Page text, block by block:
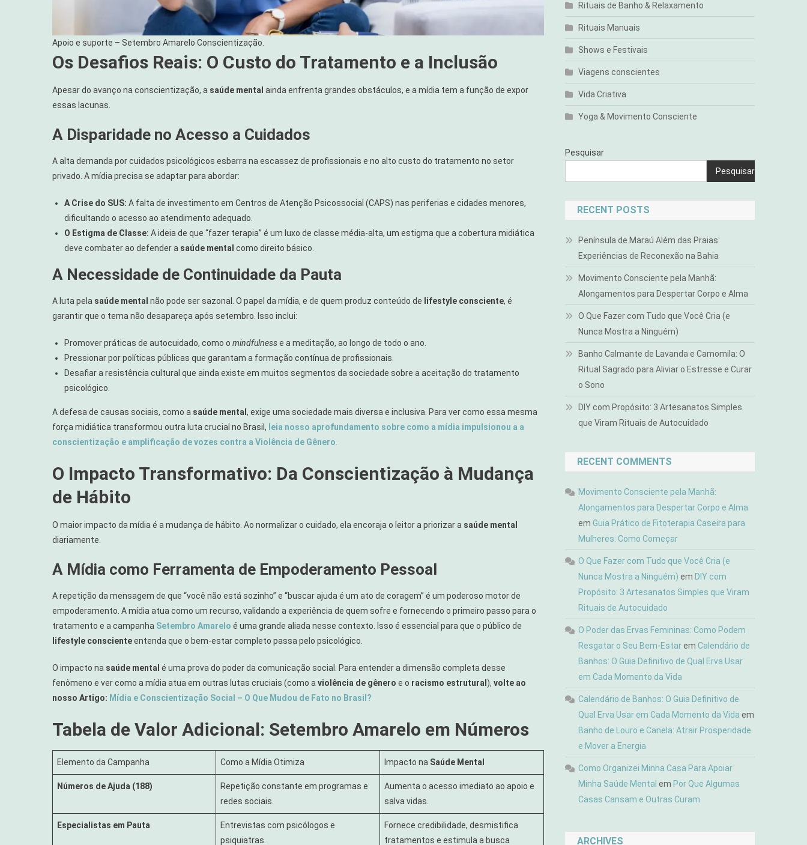
Apoio e suporte – Setembro Amarelo Conscientização.
Os Desafios Reais: O Custo do Tratamento e a Inclusão
Apesar do avanço na conscientização, a saúde mental ainda enfrenta grandes obstáculos, e a mídia tem a função de expor
essas lacunas.
A Disparidade no Acesso a Cuidados
A alta demanda por cuidados psicológicos esbarra na escassez de profissionais e no alto custo do tratamento no setor
privado. A mídia precisa se adaptar para abordar:
A Crise do SUS: A falta de investimento em Centros de Atenção Psicossocial (CAPS) nas periferias e cidades menores,
dificultando o acesso ao atendimento adequado.
O Estigma de Classe: A ideia de que “fazer terapia” é um luxo de classe média-alta, um estigma que a cobertura midiática
deve combater ao defender a saúde mental como direito básico.
A Necessidade de Continuidade da Pauta
A luta pela saúde mental não pode ser sazonal. O papel da mídia, e de quem produz conteúdo de lifestyle consciente, é
garantir que o tema não desapareça após setembro. Isso inclui:
Promover práticas de autocuidado, como o mindfulnesse a meditação, ao longo de todo o ano.
Pressionar por políticas públicas que garantam a formação contínua de profissionais.
Desafiar a resistência cultural que ainda existe em muitos segmentos da sociedade sobre a aceitação do tratamento
psicológico.
A defesa de causas sociais, como a saúde mental , exige uma sociedade mais diversa e inclusiva. Para ver como essa mesma
força midiática transformou outra luta crucial no Brasil, leia nosso aprofundamento sobre como a mídia impulsionou a a
conscientização e amplificação de vozes contra a Violência de Gênero.
O Impacto Transformativo: Da Conscientização à Mudança
de Hábito
O maior impacto da mídia é a mudança de hábito. Ao normalizar o cuidado, ela encoraja o leitor a priorizar a saúde mental
diariamente.
A Mídia como Ferramenta de Empoderamento Pessoal
A repetição da mensagem de que “você não está sozinho” e “buscar ajuda é um ato de coragem” é um poderoso motor de
empoderamento. A mídia atua como um recurso, validando a experiência de quem sofre e fornecendo o primeiro passo para o
tratamento e a campanha Setembro Amarelo é uma grande aliada nesse contexto. Isso é essencial para que o público de
lifestyle conscienteentenda que o bem-estar completo passa pelo psicológico.
O impacto na saúde mental é uma prova do poder da comunicação social. Para entender a dimensão completa desse
fenômeno e ver como a mídia atua em outras lutas cruciais (como aviolência de gênero e o racismo estrutural ), volte ao
nosso Artigo: Mídia e Conscientização Social – O Que Mudou de Fato no Brasil?
Tabela de Valor Adicional: Setembro Amarelo em Números
Elemento da Campanha Como a Mídia Otimiza Impacto na Saúde Mental
Números de Ajuda (188)
Repetição constante em programas e
redes sociais.
Aumenta o acesso imediato ao apoio e
salva vidas.
Especialistas em Pauta
Entrevistas com psicólogos e
psiquiatras.
Fornece credibilidade, desmistifica
tratamentos e estimula a busca
Rituais de Banho & Relaxamento
Rituais Manuais
Shows e Festivais
Viagens conscientes
Vida Criativa
Yoga & Movimento Consciente
Pesquisar
Pesquisar
RECENT POSTS
Península de Maraú Além das Praias:
Experiências de Reconexão na Bahia
Movimento Consciente pela Manhã:
Alongamentos para Despertar Corpo e Alma
O Que Fazer com Tudo que Você Cria (e
Nunca Mostra a Ninguém)
Banho Calmante de Lavanda e Camomila: O
Ritual Sagrado para Aliviar o Estresse e Curar
o Sono
DIY com Propósito: 3 Artesanatos Simples
que Viram Rituais de Autocuidado
RECENT COMMENTS
Movimento Consciente pela Manhã:
Alongamentos para Despertar Corpo e Alma
emGuia Prático de Fitoterapia Caseira para
Mulheres: Como Começar
O Que Fazer com Tudo que Você Cria (e
Nunca Mostra a Ninguém) em DIY com
Propósito: 3 Artesanatos Simples que Viram
Rituais de Autocuidado
O Poder das Ervas Femininas: Como Podem
Resgatar o Seu Bem-EstaremCalendário de
Banhos: O Guia Definitivo de Qual Erva Usar
em Cada Momento da Vida
Calendário de Banhos: O Guia Definitivo de
Qual Erva Usar em Cada Momento da Vida em
Banho de Louro e Canela: Atrair Prosperidade
e Mover a Energia
Como Organizei Minha Casa Para Apoiar
Minha Saúde Mental em Por Que Algumas
Casas Cansam e Outras Curam
ARCHIVES